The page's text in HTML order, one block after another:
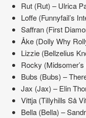
Rut (Rut) – Ulrica
Loffe (Funnyfail’s
Saffran (First
Åke (Dolly Why
Lizzie (Bellzelius
Rocky
Bubs (Bubs) –
Jax (Jax) – Elin
Vittja (Tillyhills Så
Bella (Bella) –